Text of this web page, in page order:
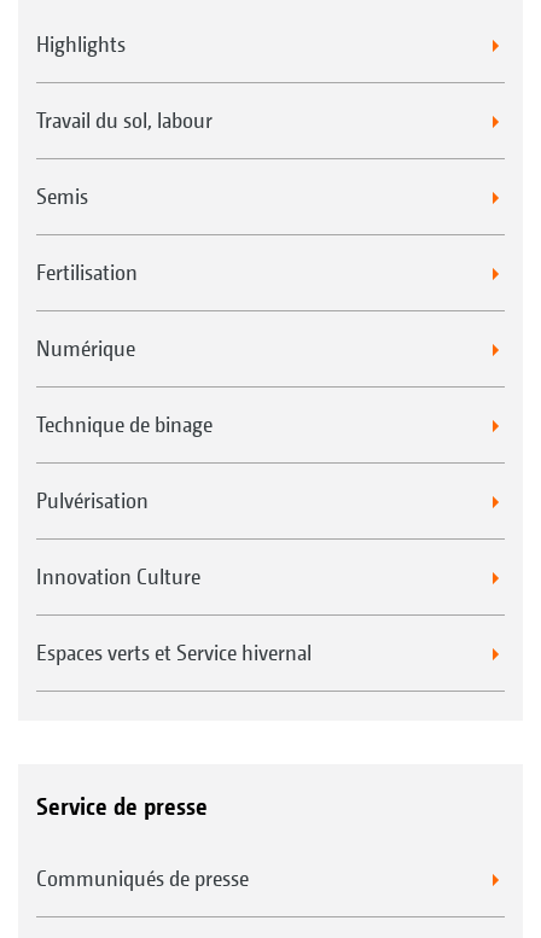
Highlights
Travail du sol, labour
Semis
Fertilisation
Numérique
Technique de binage
Pulvérisation
Innovation Culture
Espaces verts et Service hivernal
Service de presse
Communiqués de presse